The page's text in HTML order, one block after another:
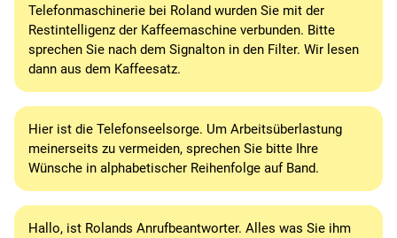
Telefonmaschinerie bei Roland wurden Sie mit der
Restintelligenz der Kaffeemaschine verbunden. Bitte
sprechen Sie nach dem Signalton in den Filter. Wir lesen
dann aus dem Kaffeesatz.
Hier ist die Telefonseelsorge. Um Arbeitsüberlastung
meinerseits zu vermeiden, sprechen Sie bitte Ihre
Wünsche in alphabetischer Reihenfolge auf Band.
Hallo, ist Rolands Anrufbeantworter. Alles was Sie ihm